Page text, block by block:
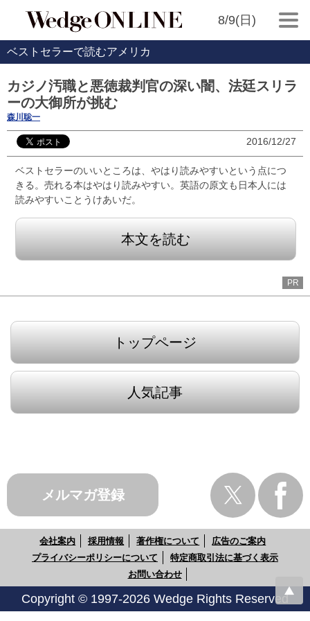
8/9(日)
ベストセラーで読むアメリカ
カジノ汚職と悪徳裁判官の深い闇、法廷スリラ
ーの大御所が挑む
森川聡一
2016/12/27
ベストセラーのいいところは、やはり読みやすいという点につ
きる。売れる本はやはり読みやすい。英語の原文も日本人には
読みやすいことうけあいだ。
本文を読む
PR
トップページ
人気記事
メルマガ登録
会社案内 採用情報 著作権について
広告のご案内
プライバシーポリシーについて
特定商取引法に基づく表示
お問い合わせ
Copyright © 1997-2026 Wedge Rights Reserved